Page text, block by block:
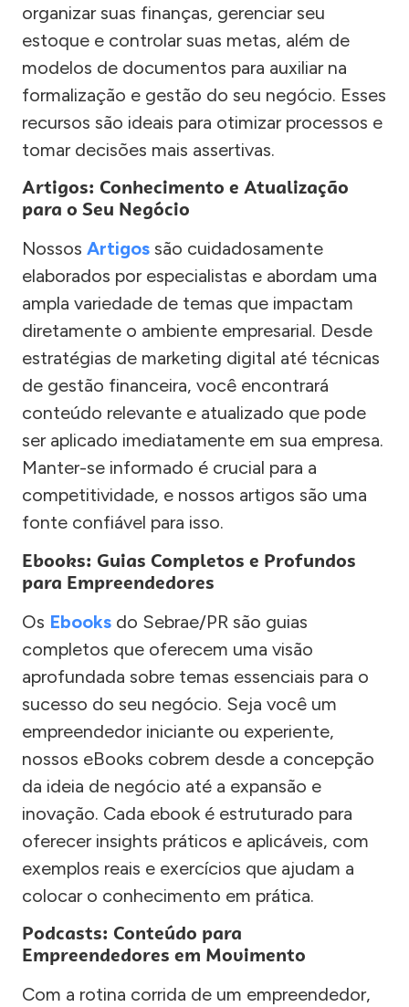
organizar suas finanças, gerenciar seu
estoque e controlar suas metas, além de
modelos de documentos para auxiliar na
formalização e gestão do seu negócio. Esses
recursos são ideais para otimizar processos e
tomar decisões mais assertivas.
Artigos: Conhecimento e Atualização
para o Seu Negócio
Nossos Artigos são cuidadosamente
elaborados por especialistas e abordam uma
ampla variedade de temas que impactam
diretamente o ambiente empresarial. Desde
estratégias de marketing digital até técnicas
de gestão financeira, você encontrará
conteúdo relevante e atualizado que pode
ser aplicado imediatamente em sua empresa.
Manter-se informado é crucial para a
competitividade, e nossos artigos são uma
fonte confiável para isso.
Ebooks: Guias Completos e Profundos
para Empreendedores
Os Ebooks do Sebrae/PR são guias
completos que oferecem uma visão
aprofundada sobre temas essenciais para o
sucesso do seu negócio. Seja você um
empreendedor iniciante ou experiente,
nossos eBooks cobrem desde a concepção
da ideia de negócio até a expansão e
inovação. Cada ebook é estruturado para
oferecer insights práticos e aplicáveis, com
exemplos reais e exercícios que ajudam a
colocar o conhecimento em prática.
Podcasts: Conteúdo para
Empreendedores em Movimento
Com a rotina corrida de um empreendedor,